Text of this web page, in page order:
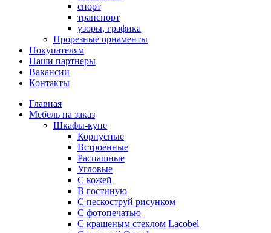
спорт
транспорт
узоры, графика
Прорезные орнаменты
Покупателям
Наши партнеры
Вакансии
Контакты
Главная
Мебель на заказ
Шкафы-купе
Корпусные
Встроенные
Распашные
Угловые
С кожей
В гостиную
С пескоструй рисунком
С фотопечатью
С крашеным стеклом Lacobel